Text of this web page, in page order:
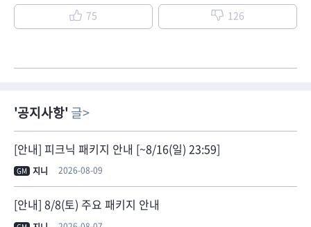
75 126
공지사항 글
[안내] 피크닉 패키지 안내 [~8/16(일) 23:59]
GM 지니 2026-08-09
[안내] 8/8(토) 주요 패키지 안내